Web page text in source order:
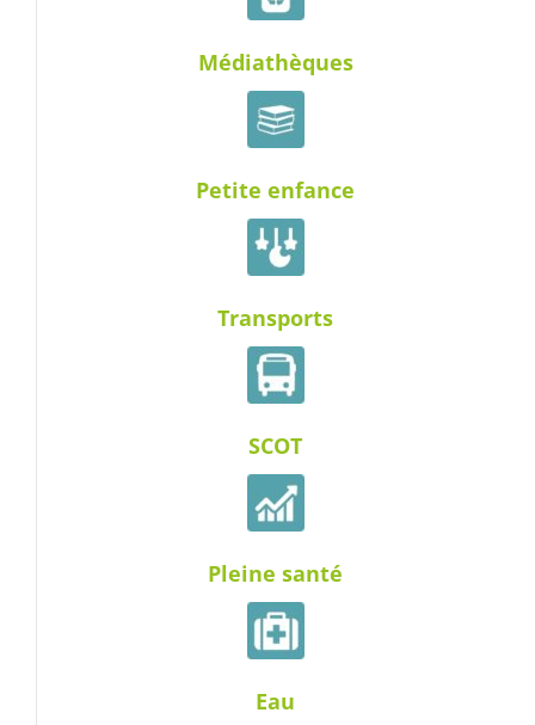
Médiathèques
Petite enfance
Transports
SCOT
Pleine santé
Eau